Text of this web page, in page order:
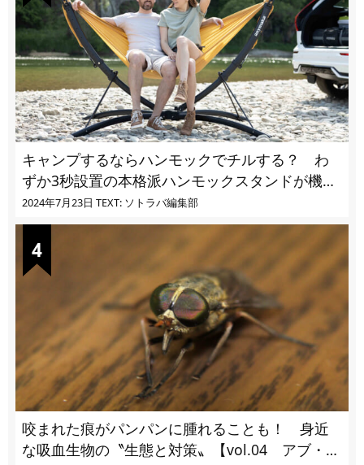
キャンプするならハンモックでチルする？ わ
ずか3秒設置の本格派ハンモックスタンドが機能
的過ぎる
2024年7月23日 TEXT: ソトラバ編集部
咬まれた痕がパンパンに腫れることも！ 身近
な吸血生物の〝生態と対策〟【vol.04 アブ・ブ